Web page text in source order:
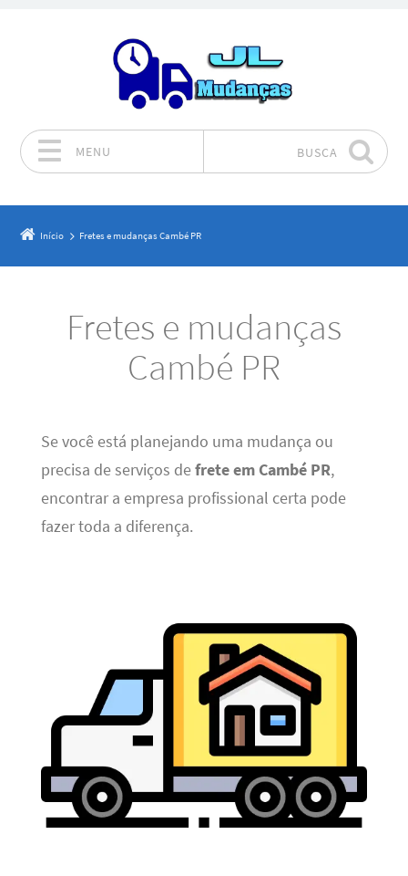
MENU BUSCA
Início Fretes e mudanças Cambé PR
Fretes e mudanças
Cambé PR
Se você está planejando uma mudança ou
precisa de serviços defrete em Cambé PR,
encontrar a empresa profissional certa pode
fazer toda a diferença.